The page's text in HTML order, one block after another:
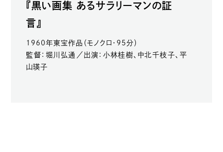
『黒い画集 あるサラリーマンの証
言』
1960年東宝作品（モノクロ・95分）
監督：堀川弘通／出演：小林桂樹、中北千枝子、平
山瑛子